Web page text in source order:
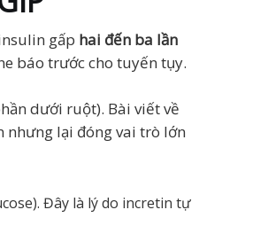
gấp hai đến ba lần
báo trước cho tuyến tụy.
dưới ruột). Bài viết về
nhưng lại đóng vai trò lớn
Đây là lý do incretin tự